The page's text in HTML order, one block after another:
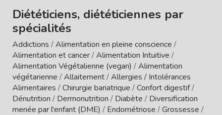
Diététiciens, diététiciennes par
spécialités
Addictions /Alimentation en pleine conscience /
Alimentation et cancer/Alimentation Intuitive /
Alimentation Végétalienne (vegan) /Alimentation
végétarienne /Allaitement/Allergies / Intolérances
Alimentaires /Chirurgie bariatrique /Confort digestif/
Dénutrition / Dermonutrition / Diabète / Diversification
menée par l'enfant (DME) / Endométriose /Grossesse /